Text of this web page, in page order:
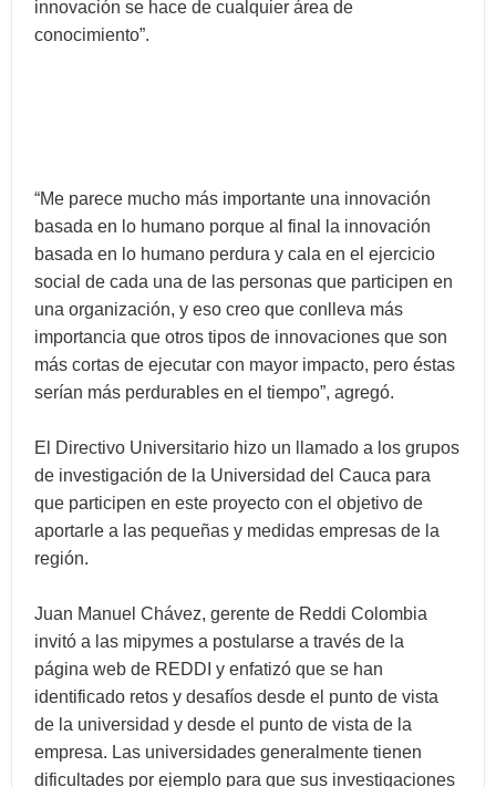
innovación se hace de cualquier área de
conocimiento”.
“Me parece mucho más importante una innovación
basada en lo humano porque al final la innovación
basada en lo humano perdura y cala en el ejercicio
social de cada una de las personas que participen en
una organización, y eso creo que conlleva más
importancia que otros tipos de innovaciones que son
más cortas de ejecutar con mayor impacto, pero éstas
serían más perdurables en el tiempo”, agregó.
El Directivo Universitario hizo un llamado a los grupos
de investigación de la Universidad del Cauca para
que participen en este proyecto con el objetivo de
aportarle a las pequeñas y medidas empresas de la
región.
Juan Manuel Chávez, gerente de Reddi Colombia
invitó a las mipymes a postularse a través de la
página web de REDDI y enfatizó que se han
identificado retos y desafíos desde el punto de vista
de la universidad y desde el punto de vista de la
empresa. Las universidades generalmente tienen
dificultades por ejemplo para que sus investigaciones